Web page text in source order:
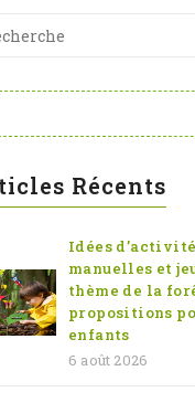
Récents
Idées
manuelles et
thème de la
propositions
enfants
6 août 2026